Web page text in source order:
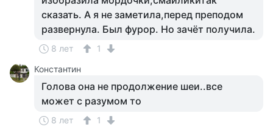
сказать. А я не заметила,перед преподом
развернула. Был фурор. Но зачёт получила.
8 лет
1
Константин
Голова она не продолжение шеи..все
может с разумом то
8 лет 1